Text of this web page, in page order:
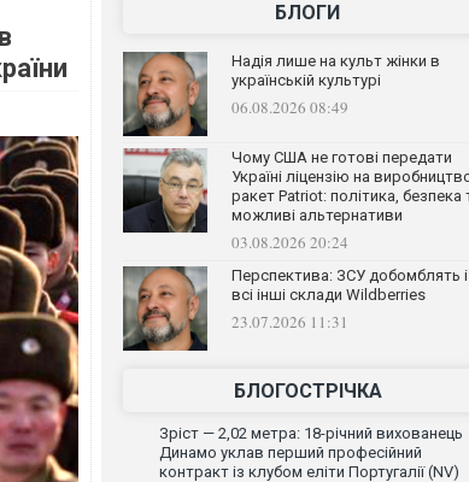
БЛОГИ
Надія лише на культ жінки в
українській культурі
06.08.2026 08:49
Чому США не готові передати
Україні ліцензію на
ракет Patriot: політика, безпека
можливі альтернативи
03.08.2026 20:24
Перспектива: ЗСУ добомблять і
всі інші склади Wildberries
23.07.2026 11:31
БЛОГОСТРІЧКА
Зріст — 2,02 метра: 18-річний вихованець
Динамо уклав перший професійний
контракт із клубом еліти Португалії (NV)